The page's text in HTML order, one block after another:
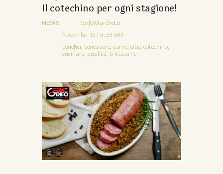
Il cotechino per ogni stagione!
NEWS
GrifoMarchetti
November 15 | 8:33 AM
benefici, benessere, carne, cibo, cotechino,
cucinare, qualità, tritacarne